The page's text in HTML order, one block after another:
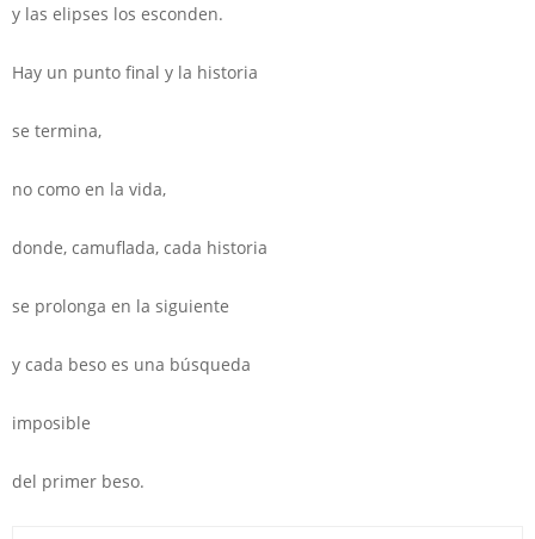
y las elipses los esconden.
Hay un punto final y la historia
se termina,
no como en la vida,
donde, camuflada, cada historia
se prolonga en la siguiente
y cada beso es una búsqueda
imposible
del primer beso.